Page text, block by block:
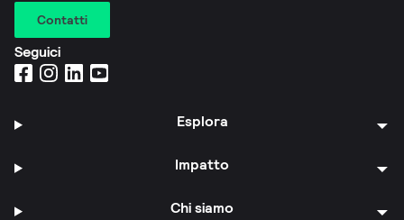
Contatti
Seguici
Esplora
Impatto
Chi siamo